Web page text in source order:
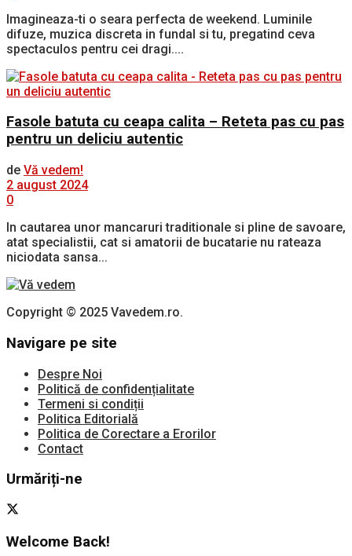
Imagineaza-ti o seara perfecta de weekend. Luminile
difuze, muzica discreta in fundal si tu, pregatind ceva
spectaculos pentru cei dragi....
Fasole batuta cu ceapa calita – Reteta pas cu pas
pentru un deliciu autentic
de Vă vedem!
2 august 2024
0
In cautarea unor mancaruri traditionale si pline de savoare,
atat specialistii, cat si amatorii de bucatarie nu rateaza
niciodata sansa...
Copyright © 2025 Vavedem.ro.
Navigare pe site
Despre Noi
Politică de confidențialitate
Termeni si condiții
Politica Editorială
Politica de Corectare a Erorilor
Contact
Urmăriți-ne
Welcome Back!